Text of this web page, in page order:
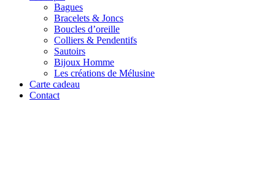
Bagues
Bracelets & Joncs
Boucles d’oreille
Colliers & Pendentifs
Sautoirs
Bijoux Homme
Les créations de Mélusine
Carte cadeau
Contact